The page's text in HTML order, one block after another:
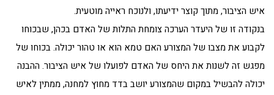
איש הציבור, מתוך קוצר ידיעתו, ולנוכח ראייה מוטעית.
בנקודה זו של היעדר הערכה צומחת התלות של האדם בכהן, שבכוחו
לקבוע את מצבו של המצורע האם טמא הוא או טהור יכולה. בכוחו של
מפגש זה לשנות את היחס של האדם לפועלו של איש הציבור. ההבנה
יכולה להבשיל במקום שהמצורע יושב בדד מחוץ למחנה, ממתין לאיש